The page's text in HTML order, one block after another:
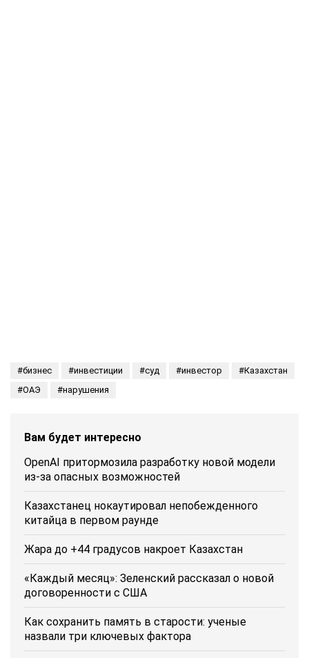
бизнес инвестиции суд инвестор
Казахстан
ОАЭ
нарушения
Вам будет интересно
OpenAI притормозила разработку новой модели
из-за опасных возможностей
Казахстанец нокаутировал непобежденного
китайца в первом раунде
Жара до +44 градусов накроет Казахстан
«Каждый месяц»: Зеленский рассказал о новой
договоренности с США
Как сохранить память в старости: ученые
назвали три ключевых фактора